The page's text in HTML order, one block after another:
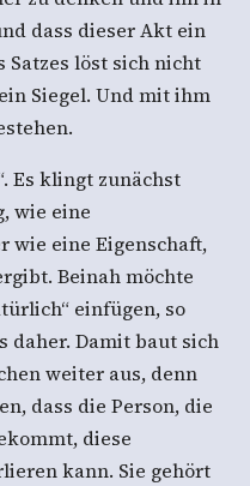
dass dieser Akt ein
Satzes löst sich nicht
Siegel. Und mit ihm
Es klingt zunächst
wie eine
wie eine Eigenschaft,
Beinah möchte
einfügen, so
daher. Damit baut sich
weiter aus, denn
dass die Person, die
diese
kann. Sie gehört